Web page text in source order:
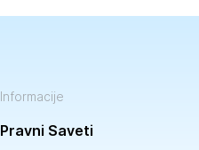
Informacije
Pravni Saveti